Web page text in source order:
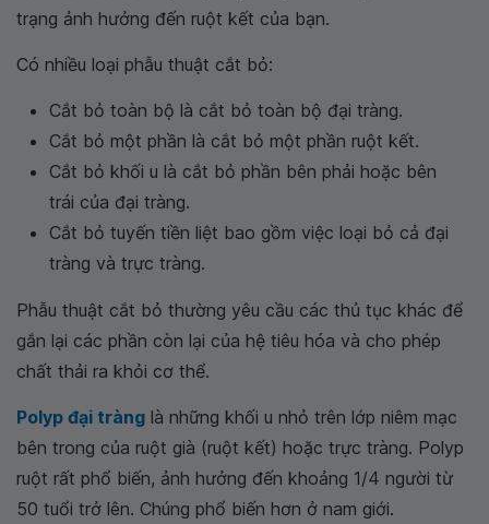
trạng ảnh hưởng đến ruột kết của bạn.
Có nhiều loại phẫu thuật cắt bỏ:
Cắt bỏ toàn bộ là cắt bỏ toàn bộ đại tràng.
Cắt bỏ một phần là cắt bỏ một phần ruột kết.
Cắt bỏ khối u là cắt bỏ phần bên phải hoặc bên
trái của đại tràng.
Cắt bỏ tuyến tiền liệt bao gồm việc loại bỏ cả đại
tràng và trực tràng.
Phẫu thuật cắt bỏ thường yêu cầu các thủ tục khác để
gắn lại các phần còn lại của hệ tiêu hóa và cho phép
chất thải ra khỏi cơ thể.
Polyp đại tràng là những khối u nhỏ trên lớp niêm mạc
bên trong của ruột già (ruột kết) hoặc trực tràng. Polyp
ruột rất phổ biến, ảnh hưởng đến khoảng 1/4 người từ
50 tuổi trở lên. Chúng phổ biến hơn ở nam giới.